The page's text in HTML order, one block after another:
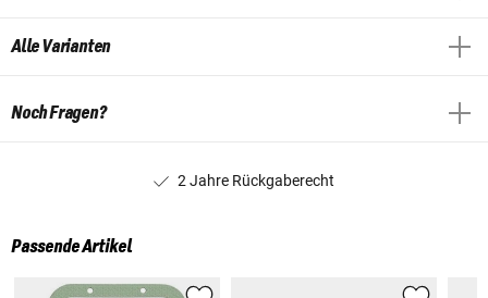
Alle Varianten
Noch Fragen?
2 Jahre Rückgaberecht
Passende Artikel